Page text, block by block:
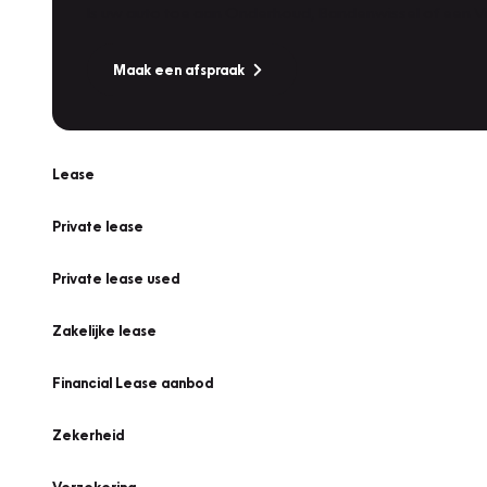
Maak een afspraak
Lease
Private lease
Private lease used
Zakelijke lease
Financial Lease aanbod
Zekerheid